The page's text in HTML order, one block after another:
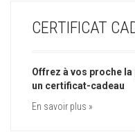
CERTIFICAT
Offrez à vos proche
un certificat-cadeau
En savoir plus »